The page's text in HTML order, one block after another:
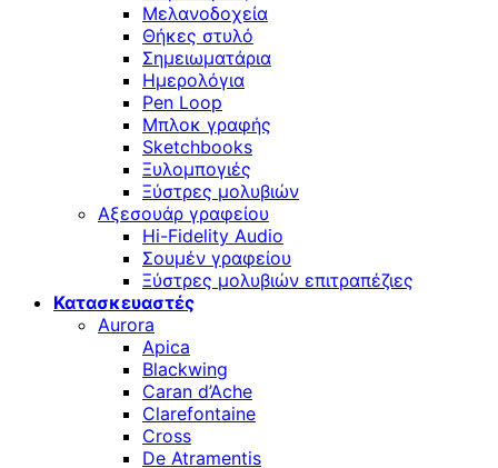
Μελανοδοχεία
Θήκες στυλό
Σημειωματάρια
Ημερολόγια
Pen Loop
Μπλοκ γραφής
Sketchbooks
Ξυλομπογιές
Ξύστρες μολυβιών
Αξεσουάρ γραφείου
Hi-Fidelity Audio
Σουμέν γραφείου
Ξύστρες μολυβιών επιτραπέζιες
Κατασκευαστές
Aurora
Apica
Blackwing
Caran d’Ache
Clarefontaine
Cross
De Atramentis